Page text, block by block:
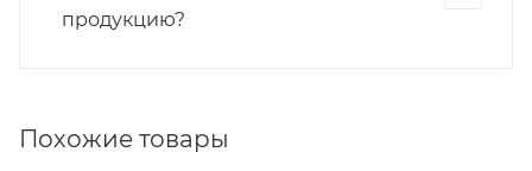
продукцию?
Похожие товары